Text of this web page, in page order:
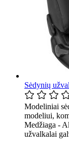
Sėdynių
Modeliniai
modeliui,
Medžiaga -
užvalkalai